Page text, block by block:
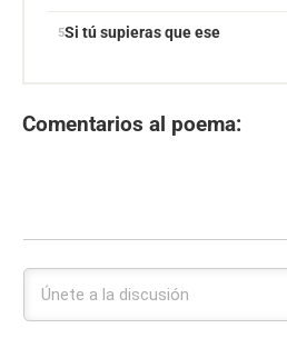
Si tú supieras que ese
Comentarios al poema: